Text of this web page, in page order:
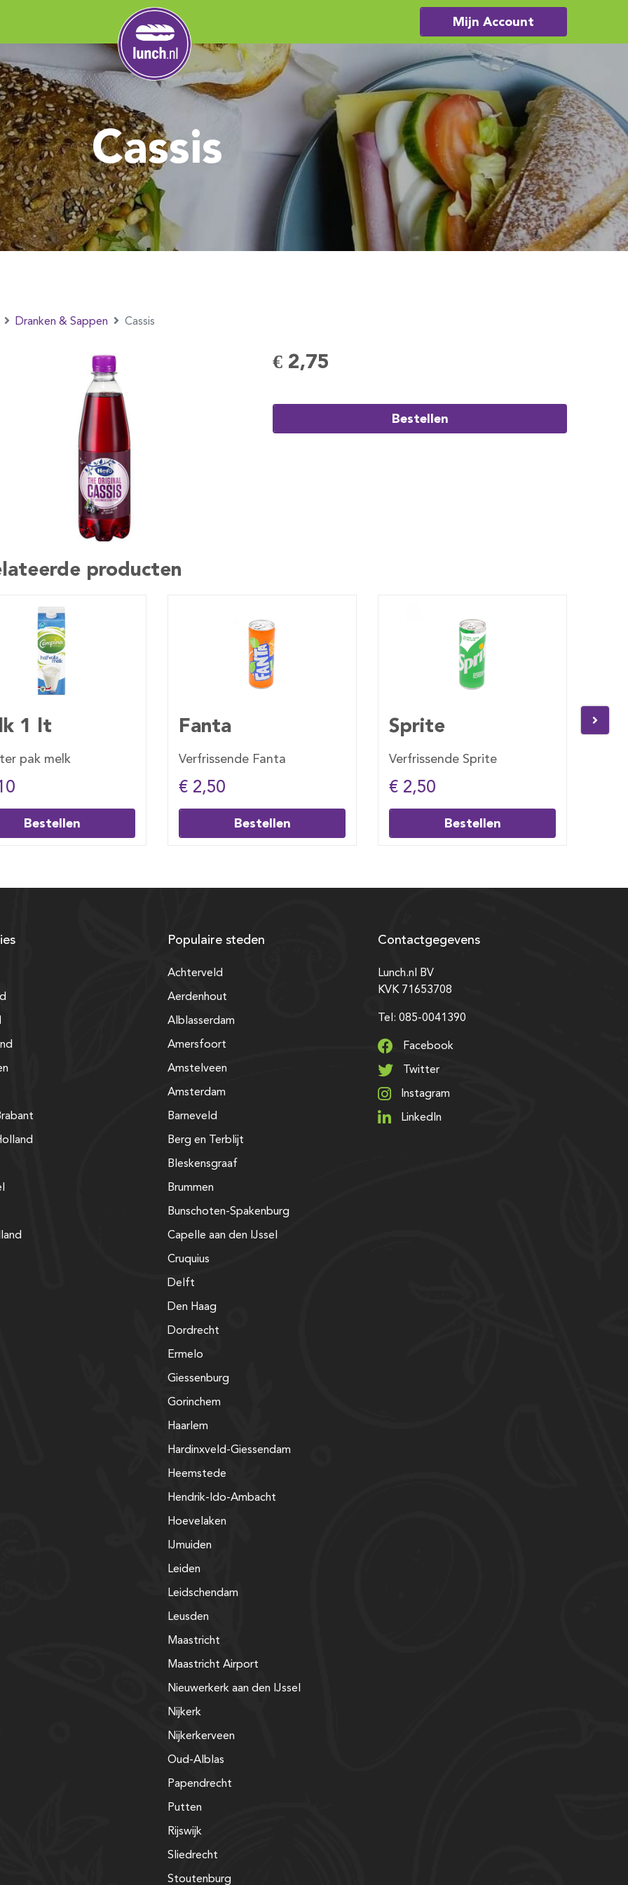
Mijn Account
Cassis
Dranken & Sappen Cassis
€ 2,75
Bestellen
producten
Fanta
Verfrissende Fanta Verfrissende Sprite
Coca Cola Zero
Verfrissende Coca Cola Zero
Populaire steden
Achterveld
Aerdenhout
Alblasserdam
Amersfoort
Amstelveen
Amsterdam
Barneveld
Berg en Terblijt
Bleskensgraaf
Brummen
Bunschoten-Spakenburg
Capelle aan den IJssel
Cruquius
Delft
Den Haag
Dordrecht
Ermelo
Giessenburg
Gorinchem
Haarlem
Hardinxveld-Giessendam
Heemstede
Hendrik-Ido-Ambacht
Hoevelaken
IJmuiden
Leiden
Leidschendam
Leusden
Maastricht
Maastricht Airport
Nieuwerkerk aan den IJssel
Nijkerk
Nijkerkerveen
Oud-Alblas
Papendrecht
Putten
Rijswijk
Sliedrecht
Stoutenburg
Contactgegevens
Lunch.nl BV
KVK 71653708
Tel: 085-0041390
Facebook
Twitter
Instagram
LinkedIn